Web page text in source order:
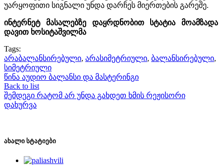
უარყოფითი სიგნალი უნდა დარჩეს მიერთების გარეშე.
ინტერნეტ მასალებზე დაყრდნობით სტატია მოამზადა
დავით ხოსიტაშვილმა
Tags:
არაბალანსირებული, არასიმეტრიული, ბალანსირებული,
სიმეტრიული
წინა აუდიო ბალანსი და მასტერინგი
Back to list
შემდეგი რატომ არ უნდა გახდეთ ხმის რეჟისორი
დახურვა
ახალი სტატიები